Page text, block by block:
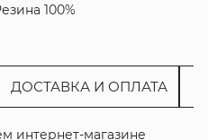
100%
ДОСТАВКА И ОПЛАТА
интернет-магазине